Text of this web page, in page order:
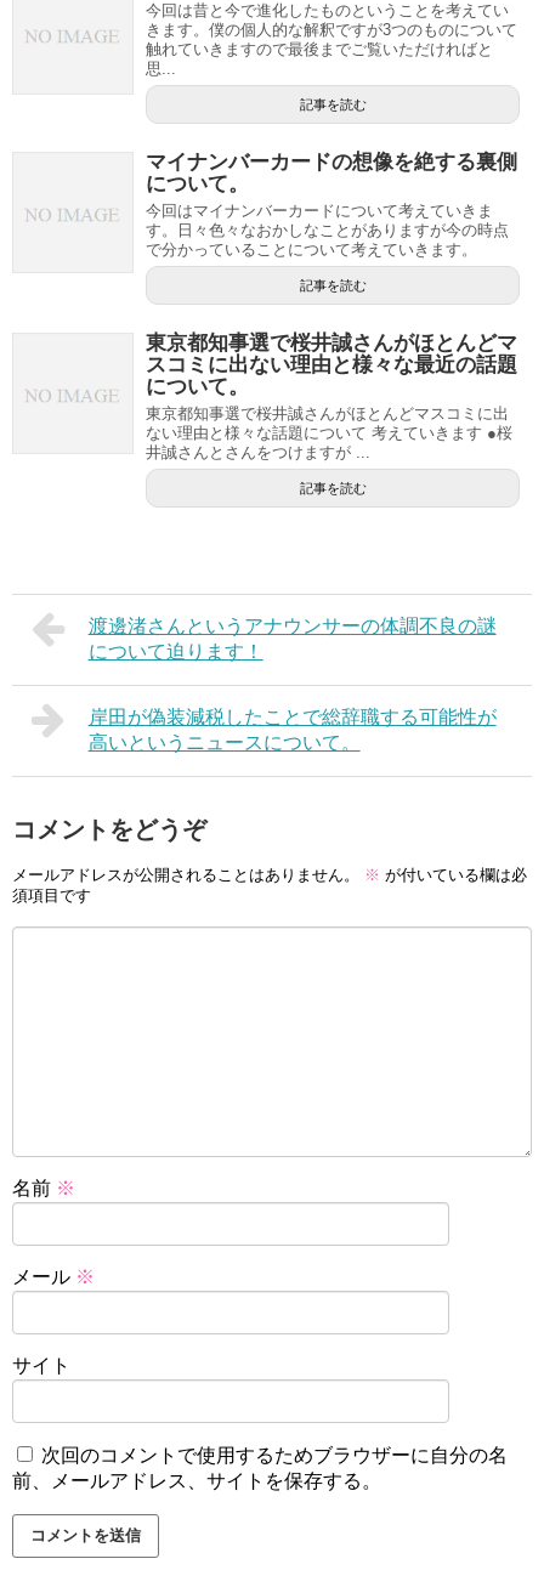
今回は昔と今で進化したものということを考えてい
きます。僕の個人的な解釈ですが3つのものについて
触れていきますので最後までご覧いただければと
思...
記事を読む
マイナンバーカードの想像を絶する裏側
について。
今回はマイナンバーカードについて考えていきま
す。日々色々なおかしなことがありますが今の時点
で分かっていることについて考えていきます。
記事を読む
東京都知事選で桜井誠さんがほとんどマ
スコミに出ない理由と様々な最近の話題
について。
東京都知事選で桜井誠さんがほとんどマスコミに出
ない理由と様々な話題について 考えていきます ●桜
井誠さんとさんをつけますが ...
記事を読む
渡邊渚さんというアナウンサーの体調不良の謎
について迫ります！
岸田が偽装減税したことで総辞職する可能性が
高いというニュースについて。
コメントをどうぞ
メールアドレスが公開されることはありません。 ※ が付いている欄は必
須項目です
名前 ※
メール ※
サイト
次回のコメントで使用するためブラウザーに自分の名
前、メールアドレス、サイトを保存する。